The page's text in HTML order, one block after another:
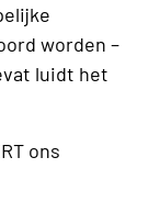
worden –
luidt het
ons